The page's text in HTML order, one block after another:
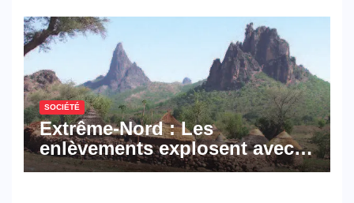
hôtellerie-restauration
SOCIÉTÉ
Extrême-Nord : Les
enlèvements explosent avec
308 victimes en trois mois